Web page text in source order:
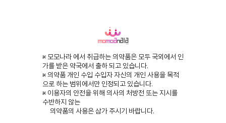
※ 모모나라 에서 취급하는 의약품은 모두 국외에서 인
가를 받은 약국에서 출하 되고 있습니다.
※ 의약품 개인 수입 수입자 자신의 개인 사용을 목적
으로 하는 범위에서만 인정되고 있습니다.
※ 이용자의 안전을 위해 의사의 처방전 또는 지시를
수반하지 않는
의약품의 사용은 삼가 주시기 바랍니다.